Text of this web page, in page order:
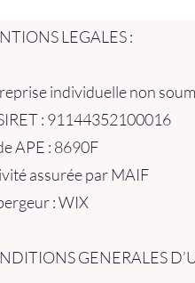
LEGALES :
individuelle non
: 91144352100016
APE : 8690F
assurée par MAIF
: WIX
GENERALES